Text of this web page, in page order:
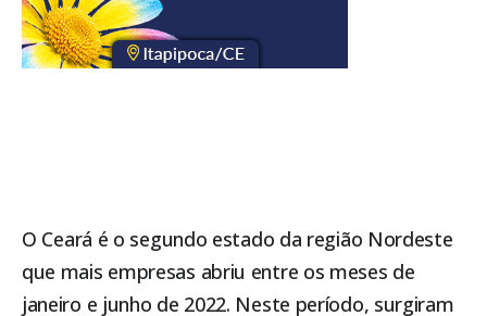
O Ceará é o segundo estado da região Nordeste
que mais empresas abriu entre os meses de
janeiro e junho de 2022. Neste período, surgiram